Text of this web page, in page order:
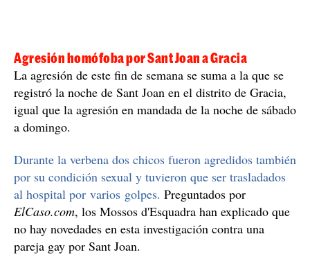
Agresión homófoba por Sant Joan a Gracia
La agresión de este fin de semana se suma a la que se
registró la noche de Sant Joan en el distrito de Gracia,
igual que la agresión en mandada de la noche de sábado
a domingo.
Durante la verbena dos chicos fueron agredidos también
por su condición sexual y tuvieron que ser trasladados
al hospital por varios golpes. Preguntados por
ElCaso.com, los Mossos d'Esquadra han explicado que
no hay novedades en esta investigación contra una
pareja gay por Sant Joan.